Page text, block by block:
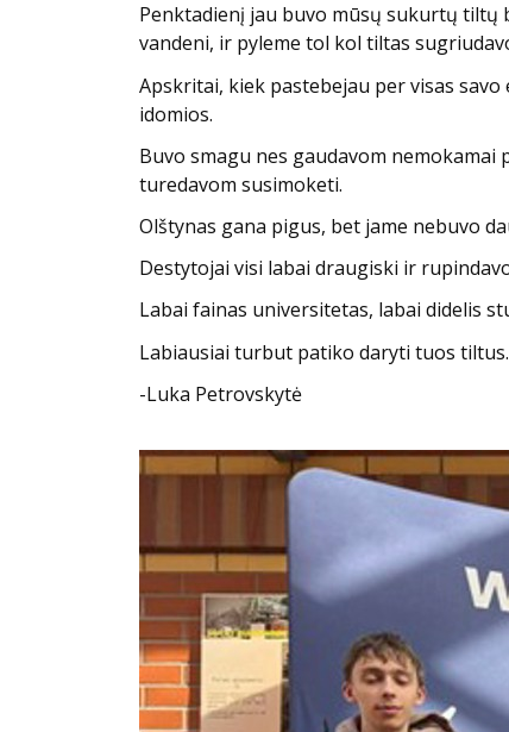
Penktadienį jau buvo mūsų sukurtų tiltų
vandeni, ir pyleme tol kol tiltas
Apskritai, kiek pastebejau per visas
idomios.
Buvo smagu nes gaudavom
turedavom susimoketi.
Olštynas gana pigus, bet jame nebuvo
Destytojai visi labai draugiski ir
Labai fainas universitetas, labai didelis
Labiausiai turbut patiko daryti tuos
-Luka Petrovskytė